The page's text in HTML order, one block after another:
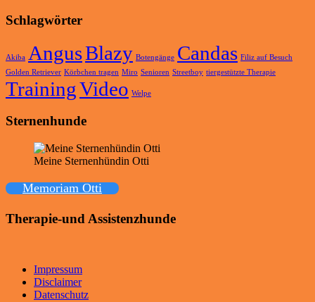
Schlagwörter
Akiba AngusBlazy Botengänge Candas Filiz auf Besuch
Golden Retriever Körbchen tragen Miro Senioren Streetboy tiergestützte Therapie
TrainingVideo Welpe
Sternenhunde
Meine Sternenhündin Otti
Memoriam Otti
Therapie-und Assistenzhunde
Impressum
Disclaimer
Datenschutz